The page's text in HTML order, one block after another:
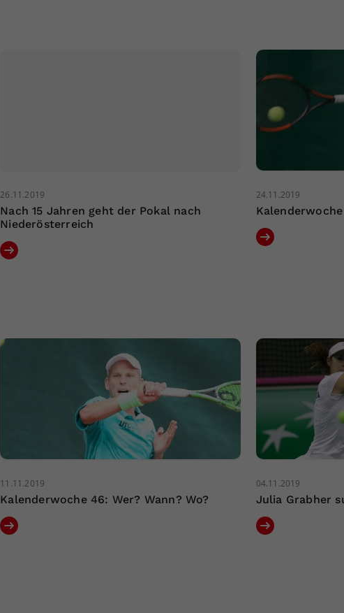
26.11.2019
Nach 15 Jahren geht der Pokal nach
Niederösterreich
24.11.2019
11.11.2019
Kalenderwoche 46: Wer? Wann? Wo?
04.11.2019
Julia Grabher